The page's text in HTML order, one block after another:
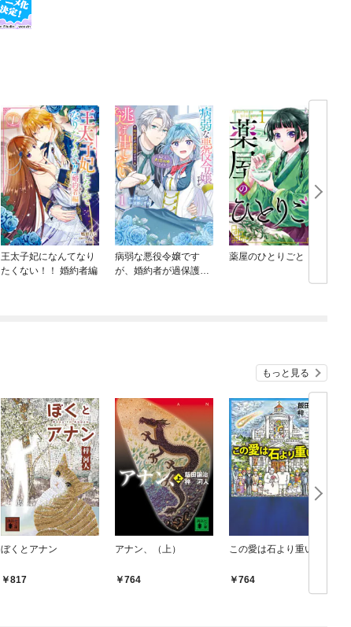
王太子妃になんてなり
たくない！！ 婚約者編
病弱な悪役令嬢です
が、婚約者が過保護す
薬屋のひとりごと
もっと見る
ぼくとアナン
817
アナン、（上）
764
この愛は石より重いか
764